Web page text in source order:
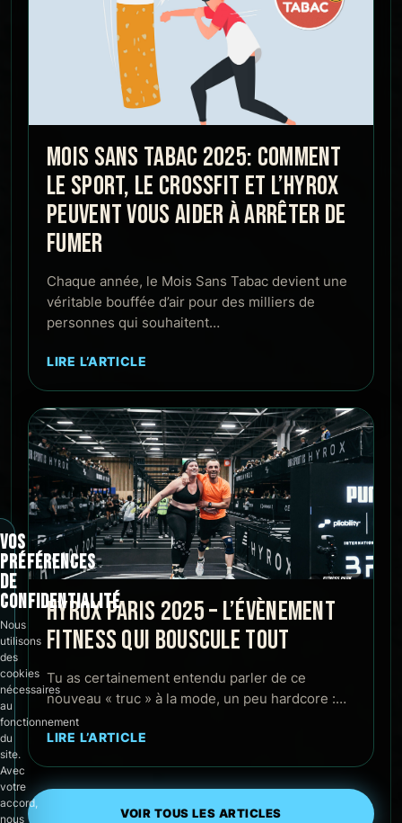
MOIS SANS TABAC 2025: COMMENT
LE SPORT, LE CROSSFIT ET L’HYROX
PEUVENT VOUS AIDER À ARRÊTER DE
FUMER
Chaque année, le Mois Sans Tabac devient une
véritable bouffée d’air pour des milliers de
personnes qui souhaitent…
LIRE L’ARTICLE
HYROX PARIS 2025 – L’ÉVÈNEMENT
FITNESS QUI BOUSCULE TOUT
Tu as certainement entendu parler de ce
nouveau « truc » à la mode, un peu hardcore :…
LIRE L’ARTICLE
VOIR TOUS LES ARTICLES
VOS
PRÉFÉRENCES
DE
CONFIDENTIALITÉ
Nous
utilisons
des
cookies
nécessaires
au
fonctionnement
du
site.
Avec
votre
accord,
nous